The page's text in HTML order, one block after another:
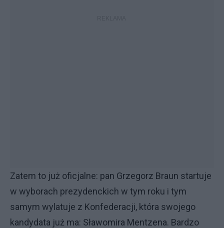
Zatem to już oficjalne: pan Grzegorz Braun startuje
w wyborach prezydenckich w tym roku i tym
samym wylatuje z Konfederacji, która swojego
kandydata już ma: Sławomira Mentzena. Bardzo